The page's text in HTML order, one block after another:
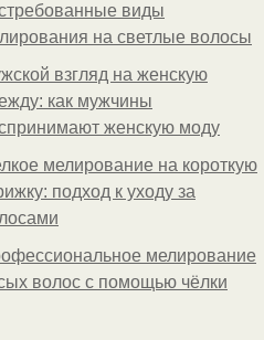
виды
на светлые волосы
взгляд на женскую
как мужчины
женскую моду
мелирование на короткую
подход к уходу за
мелирование
волос с помощью чёлки